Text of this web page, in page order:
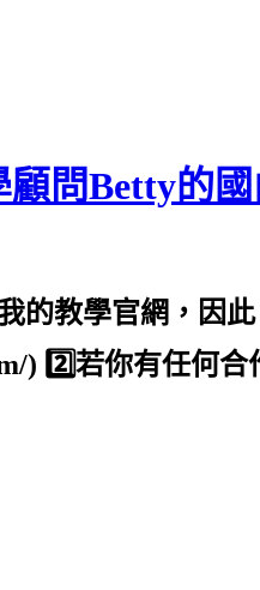
顧問Betty的
的教學官網，因
) 2️⃣若你有任何